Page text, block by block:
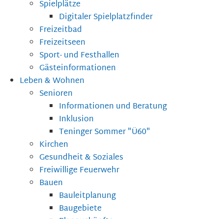
Spielplätze
Digitaler Spielplatzfinder
Freizeitbad
Freizeitseen
Sport- und Festhallen
Gästeinformationen
Leben & Wohnen
Senioren
Informationen und Beratung
Inklusion
Teninger Sommer "Ü60"
Kirchen
Gesundheit & Soziales
Freiwillige Feuerwehr
Bauen
Bauleitplanung
Baugebiete